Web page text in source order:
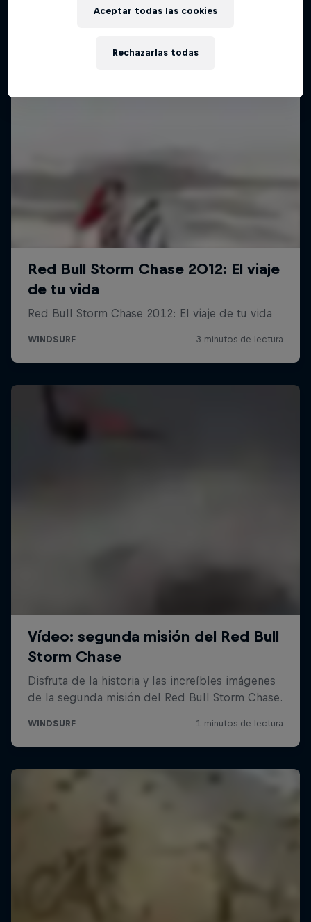
Rechazarlas todas
Aceptar todas las cookies